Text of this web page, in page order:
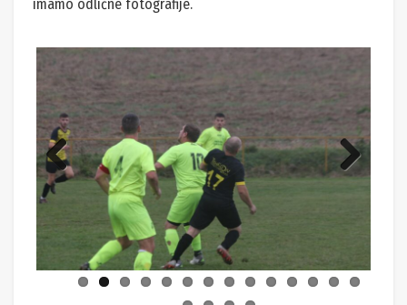
imamo odlične fotografije.
Previ
Next